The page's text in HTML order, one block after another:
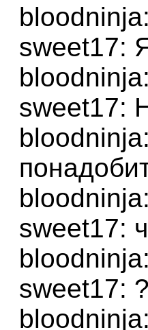
sweet17:
sweet17:
sweet17:
sweet17: